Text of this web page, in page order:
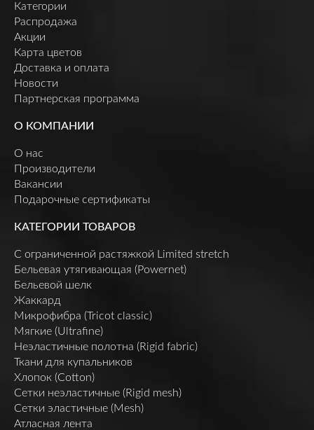
Категории
Распродажа
Акции
Карта цветов
Доставка и оплата
Новости
Партнерская программа
О КОМПАНИИ
О нас
Производители
Вакансии
Подарочные сертификаты
КАТЕГОРИИ ТОВАРОВ
C ограниченной растяжкой Limited stretch
Бельевая утягивающая (Powernet)
Бельевой шелк
Жаккард
Микрофибра (Tricot classic)
Мягкие (Ultrafine)
Неэластичные полотна (Rigid fabric)
Ткани для купальников
Хлопок (Cotton)
Сетки неэластичные (Rigid mesh)
Сетки эластичные (Mesh)
Атласная лента